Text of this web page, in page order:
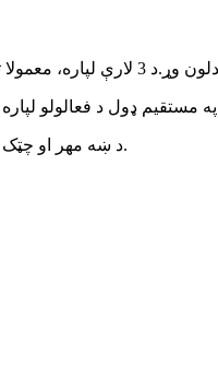
■ د ښه مهر او چټک غبرګون سره د سپول والو سلایډ.